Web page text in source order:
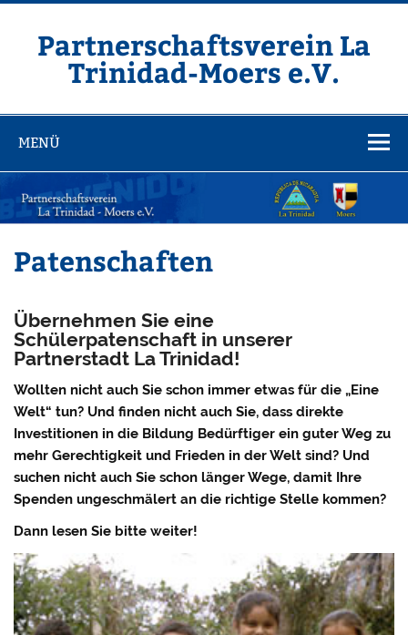
Zum
springenPartnerschaftsverein La
Trinidad-Moers e.V.
MENÜ
Patenschaften
Übernehmen Sie eine
Schülerpatenschaft in unserer
Partnerstadt La Trinidad!
Wollten nicht auch Sie schon immer etwas für die „Eine
Welt“ tun? Und finden nicht auch Sie, dass direkte
Investitionen in die Bildung Bedürftiger ein guter Weg zu
mehr Gerechtigkeit und Frieden in der Welt sind? Und
suchen nicht auch Sie schon länger Wege, damit Ihre
Spenden ungeschmälert an die richtige Stelle kommen?
Dann lesen Sie bitte weiter!